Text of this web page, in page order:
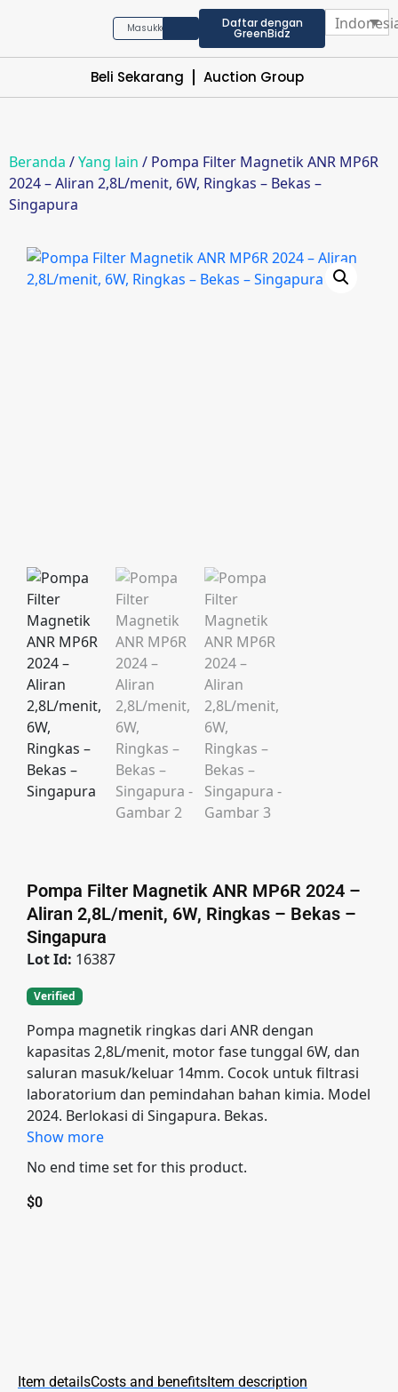
Daftar dengan
GreenBidz
Beli Sekarang Auction Group
Beranda /Yang lain / Pompa Filter Magnetik ANR MP6R
2024 – Aliran 2,8L/menit, 6W, Ringkas – Bekas –
Singapura
Pompa Filter Magnetik ANR MP6R 2024 –
Aliran 2,8L/menit, 6W, Ringkas – Bekas –
Singapura
Lot Id: 16387
Verified
Pompa magnetik ringkas dari ANR dengan
kapasitas 2,8L/menit, motor fase tunggal 6W, dan
saluran masuk/keluar 14mm. Cocok untuk filtrasi
laboratorium dan pemindahan bahan kimia. Model
2024. Berlokasi di Singapura. Bekas.
Show more
No end time set for this product.
$0
Item detailsCosts and benefits Item description